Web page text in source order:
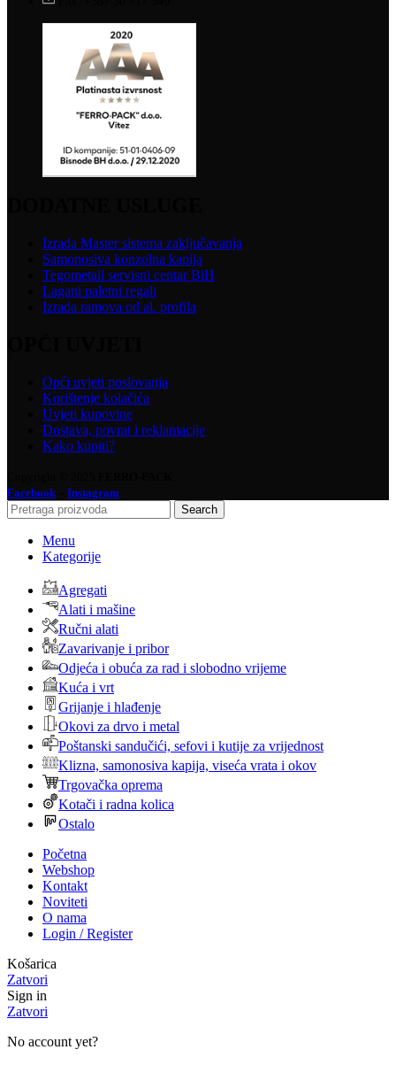
Izrada Master sistema zaključavanja
Samonosiva konzolna kapija
Tegometall servisni centar BiH
Lagani paletni regali
Izrada ramova od al. profila
Opći uvjeti poslovanja
Korištenje kolačića
Uvjeti kupovine
Dostava, povrat i reklamacije
Kako kupiti?
Facebook
Instagram
Search
Menu
Kategorije
Agregati
Alati i mašine
Ručni alati
Zavarivanje i pribor
Odjeća i obuća za rad i slobodno vrijeme
Kuća i vrt
Grijanje i hlađenje
Okovi za drvo i metal
Poštanski sandučići, sefovi i kutije za vrijednost
Klizna, samonosiva kapija, viseća vrata i okov
Trgovačka oprema
Kotači i radna kolica
Ostalo
Početna
Webshop
Kontakt
Noviteti
O nama
Login / Register
Košarica
Zatvori
Sign in
Zatvori
No account yet?